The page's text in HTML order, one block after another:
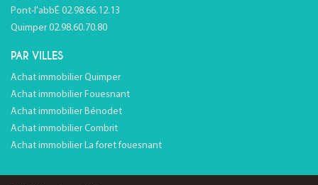
Pont-l'abbÉ 02.98.66.12.13
Quimper 02.98.60.70.80
PAR VILLES
Achat immobilier Quimper
Achat immobilier Fouesnant
Achat immobilier Bénodet
Achat immobilier Combrit
Achat immobilier La foret fouesnant